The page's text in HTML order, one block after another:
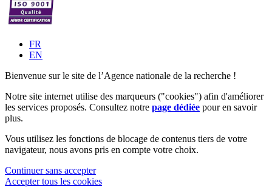
FR
EN
Bienvenue sur le site de l’Agence nationale de la recherche !
Notre site internet utilise des marqueurs ("cookies") afin d'améliorer
les services proposés. Consultez notre page dédiée pour en savoir
plus.
Vous utilisez les fonctions de blocage de contenus tiers de votre
navigateur, nous avons pris en compte votre choix.
Continuer sans accepter
Accepter tous les cookies